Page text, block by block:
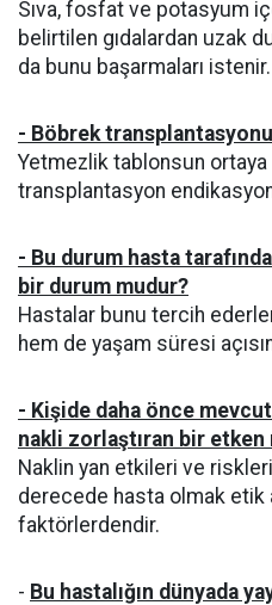
Sıva, fosfat ve potasyum
belirtilen gıdalardan uzak
da bunu başarmaları istenir.
- Böbrek
Yetmezlik tablonsun ortaya
transplantasyon
- Bu durum hasta
bir durum mudur?
Hastalar bunu tercih
hem de yaşam süresi
- Kişide daha önce
nakli zorlaştıran bir etken
Naklin yan etkileri ve
derecede hasta olmak etik
faktörlerdendir.
- Bu hastalığın dünyada